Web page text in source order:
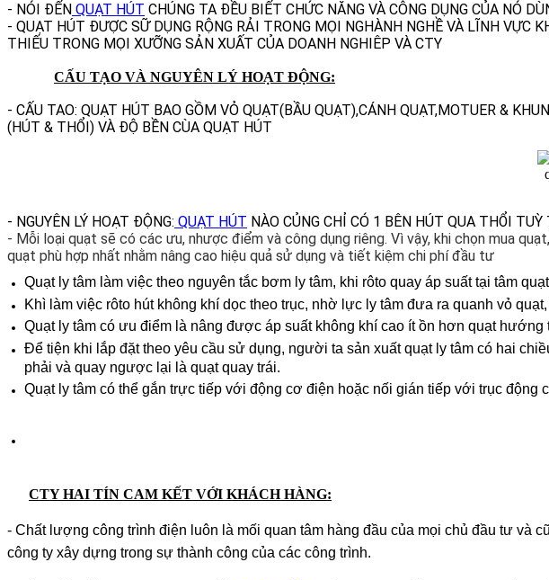
- NÓI ĐẾN QUẠT HÚT CHÚNG TA ĐỀU BIẾT CHỨC NĂNG VÀ CÔNG DỤNG CỦA NÓ
- QUẠT HÚT ĐƯỢC SỮ DỤNG RỘNG RẢI TRONG MỌI NGHÀNH NGHỀ VÀ LĨNH VỰC
THIẾU TRONG MỌI XƯỠNG SẢN XUẤT CỦA DOANH NGHIÊP VÀ CTY
CẤU TẠO VÀ NGUYÊN LÝ HOẠT ĐỘNG:
- CẤU TAO: QUẠT HÚT BAO GỒM VỎ QUẠT(BẦU QUẠT),CÁNH QUẠT,MOTUER &
(HÚT & THỔI) VÀ ĐỘ BỀN CÙA QUẠT HÚT
- NGUYÊN LÝ HOẠT ĐỘNG: QUẠT HÚT NÀO CỦNG CHỈ CÓ 1 BÊN HÚT QUA THỔI
- Mỗi loại quạt sẽ có các ưu, nhược điểm và công dụng riêng. Vì vậy, khi chọn mua
quạt phù hợp nhất nhằm nâng cao hiệu quả sử dụng và tiết kiệm chi phí đầu tư
Quạt ly tâm làm việc theo nguyên tắc bơm ly tâm, khi rôto quay áp suất tại tâm
Khì làm việc rôto hút không khí dọc theo trục, nhờ lực ly tâm đưa ra quanh vỏ
Quạt ly tâm có ưu điểm là nâng được áp suất không khí cao ít ồn hơn quạt hướng
Để tiện khi lắp đặt theo yêu cầu sử dụng, người ta sản xuất quạt ly tâm có hai
phải và quay ngược lại là quạt quay trái.
Quạt ly tâm có thể gắn trực tiếp với động cơ điện hoặc nối gián tiếp với trục động
CTY HAI TÍN CAM KẾT VỚI KHÁCH HÀNG:
- Chất lượng công trình điện luôn là mối quan tâm hàng đầu của mọi chủ đầu tư
công ty xây dựng trong sự thành công của các công trình.